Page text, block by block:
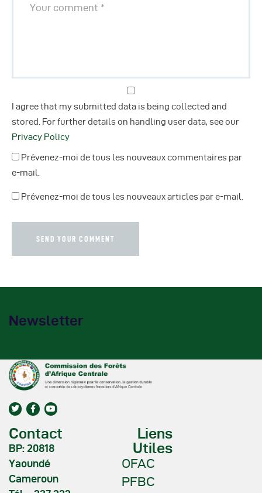
I agree that my submitted data is being collected and
stored. For further details on handling user data, see our
Privacy Policy
Prévenez-moi de tous les nouveaux commentaires par
e-mail.
Prévenez-moi de tous les nouveaux articles par e-mail.
Newsletter
Contact
BP: 20818
Yaoundé
Cameroun
Liens
Utiles
OFAC
PFBC